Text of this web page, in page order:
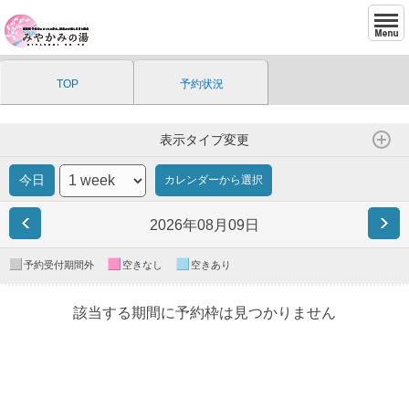
TOP 予約状況
カレンダーから選択
2026年08月09日
予約受付期間外 空きなし 空きあり
該当する期間に予約枠は見つかりません